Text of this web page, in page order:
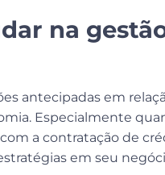
na
antecipadas em
Especialmente
a contratação de
em seu